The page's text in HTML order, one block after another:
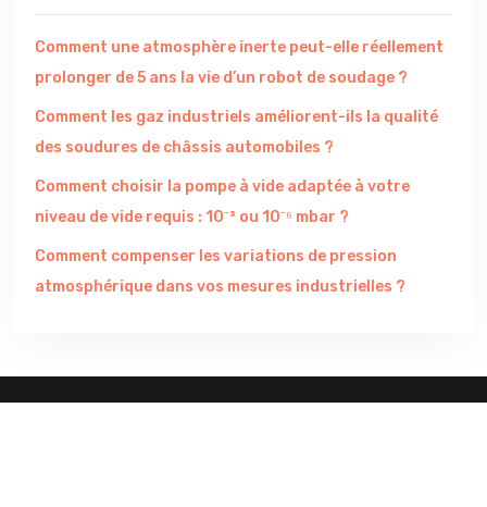
Comment une atmosphère inerte peut-elle réellement
prolonger de 5 ans la vie d’un robot de soudage ?
Comment les gaz industriels améliorent-ils la qualité
des soudures de châssis automobiles ?
Comment choisir la pompe à vide adaptée à votre
niveau de vide requis : 10⁻³ ou 10⁻⁶ mbar ?
Comment compenser les variations de pression
atmosphérique dans vos mesures industrielles ?